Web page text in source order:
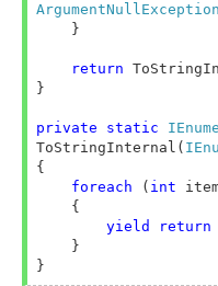
ArgumentNullException
return
}
private static
ToStringInternal(
{
foreach
( int
yield return